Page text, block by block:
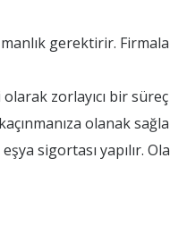
gerektirir.
zorlayıcı bir
olanak
eşya sigortası yapılır.